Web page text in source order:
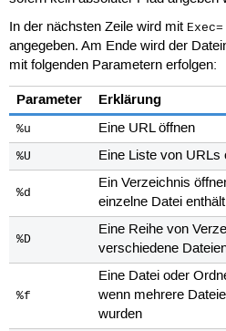
In der nächsten Zeile wird mit Exec=
angegeben. Am Ende wird der
mit folgenden Parametern erfolgen:
Parameter Erklärung
%u Eine URL öffnen
%U Eine Liste von URLs
%d
Ein Verzeichnis
einzelne Datei enthält
%D
Eine Reihe von
verschiedene
%f
Eine Datei oder
wenn mehrere
wurden